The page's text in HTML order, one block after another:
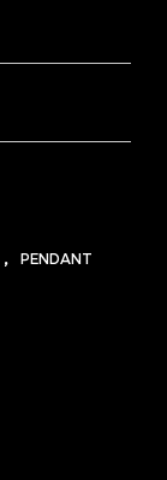
, PENDANT